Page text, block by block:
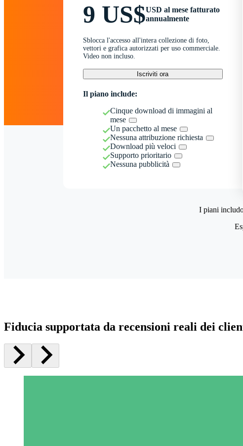
9 US$USD al mese fatturato
annualmente
Sblocca l'accesso all'intera collezione di foto,
vettori e grafica autorizzati per uso commerciale.
Video non incluso.
Iscriviti ora
Il piano include:
Cinque download di immagini al
mese
Un pacchetto al mese
Nessuna attribuzione richiesta
Download più veloci
Supporto prioritario
Nessuna pubblicità
I piani
Fiducia supportata da recensioni reali dei